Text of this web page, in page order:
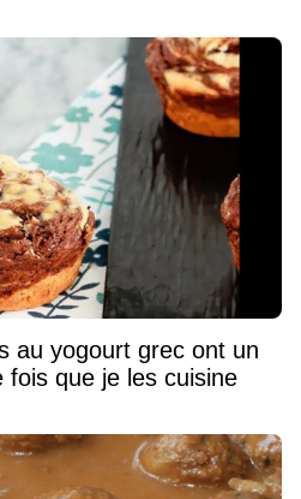
au yogourt grec ont un
que je les cuisine